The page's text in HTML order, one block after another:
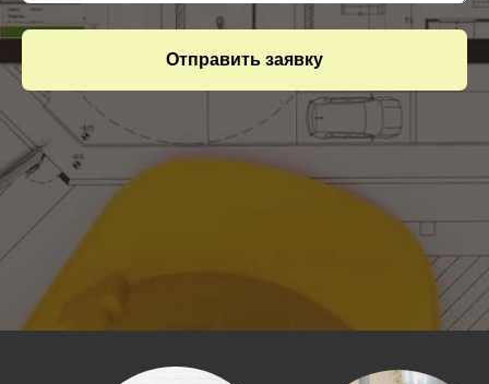
Отправить заявку